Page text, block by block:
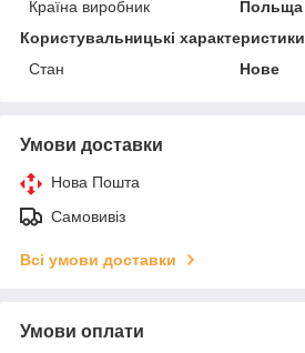
Країна виробник
Польща
Користувальницькі характеристики
Стан
Нове
Умови доставки
Нова Пошта
Самовивіз
Всі умови доставки
Умови оплати